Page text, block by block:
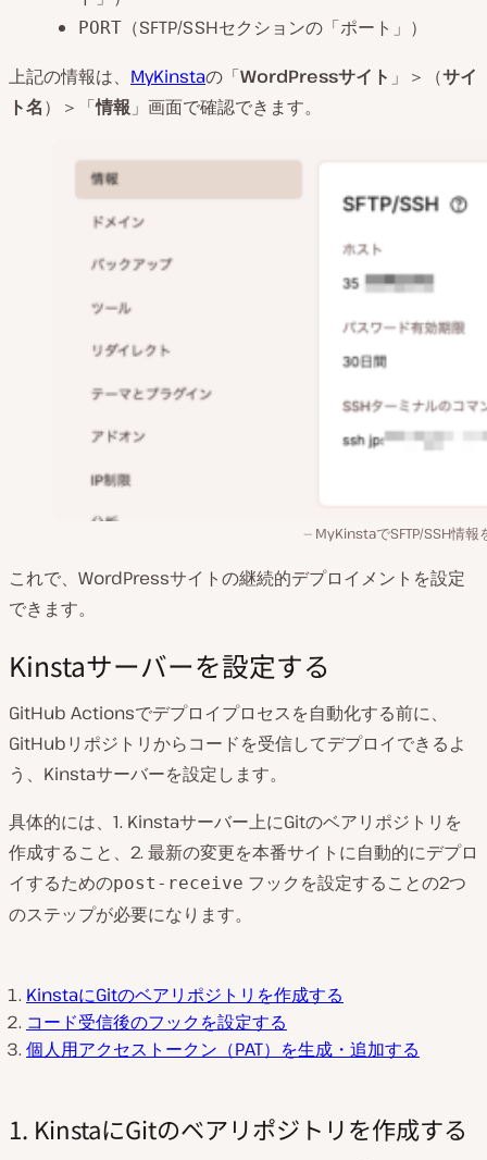
PORT （SFTP/SSHセクションの「ポート」）
上記の情報は、 MyKinstaの「WordPressサイト 」＞（サイ
ト名）＞「情報 」画面で確認できます。
MyKinstaでSFTP/SSH情報
これで、WordPressサイトの継続的デプロイメントを設定
できます。
Kinstaサーバーを設定する
GitHub Actionsでデプロイプロセスを自動化する前に、
GitHubリポジトリからコードを受信してデプロイできるよ
う、Kinstaサーバーを設定します。
具体的には、1. Kinstaサーバー上にGitのベアリポジトリを
作成すること、2. 最新の変更を本番サイトに自動的にデプロ
イするためのpost-receive フックを設定することの2つ
のステップが必要になります。
KinstaにGitのベアリポジトリを作成する
コード受信後のフックを設定する
個人用アクセストークン（PAT）を生成・追加する
1. KinstaにGitのベアリポジトリを作成する